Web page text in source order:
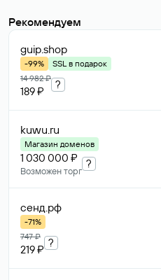
Рекомендуем
guip.shop
-99%
SSL в подарок
14 982 ₽
189 ₽
?
kuwu.ru
Магазин доменов
1 030 000 ₽
Возможен торг
?
сенд.рф
-71%
747 ₽
219 ₽
?